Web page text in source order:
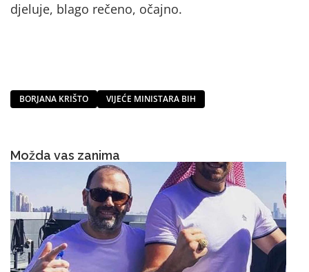
djeluje, blago rečeno, očajno.
BORJANA KRIŠTO VIJEĆE MINISTARA BIH
Možda vas zanima